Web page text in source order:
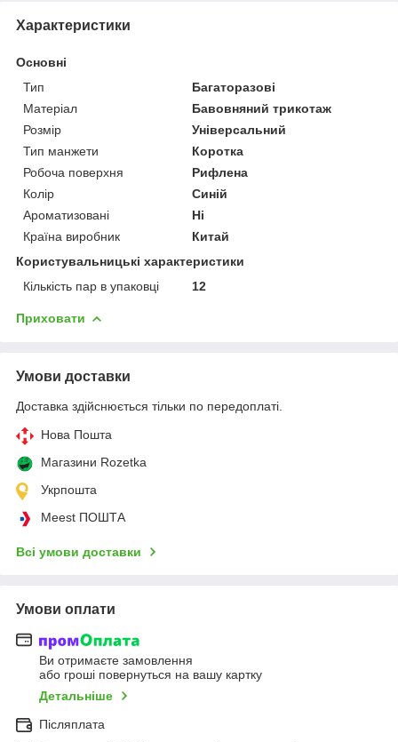
Характеристики
Основні
Тип
Багаторазові
Матеріал
Бавовняний трикотаж
Розмір
Універсальний
Тип манжети
Коротка
Робоча поверхня
Рифлена
Колір
Синій
Ароматизовані
Ні
Країна виробник
Китай
Користувальницькі характеристики
Кількість пар в упаковці
12
Приховати
Умови доставки
Доставка здійснюється тільки по передоплаті.
Нова Пошта
Магазини Rozetka
Укрпошта
Meest ПОШТА
Всі умови доставки
Умови оплати
Ви отримаєте замовлення
або гроші повернуться на вашу картку
Детальніше
Післяплата